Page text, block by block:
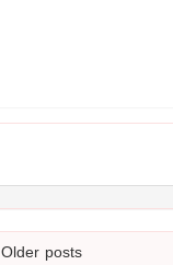
Older posts